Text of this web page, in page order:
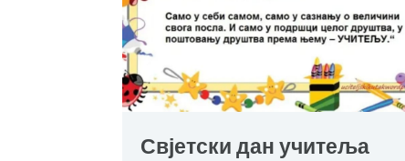
Свјетски дан учитеља